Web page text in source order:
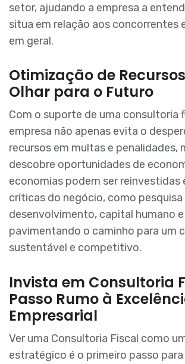
setor, ajudando a empresa a
situa em relação aos concorrentes
em geral.
Otimização de
Olhar para o Futuro
Com o suporte de uma consultoria
empresa não apenas evita o
recursos em multas e penalidades,
descobre oportunidades de
economias podem ser reinvestidas
críticas do negócio, como pesquisa
desenvolvimento, capital humano
pavimentando o caminho para um
sustentável e competitivo.
Invista em Consultoria
Passo Rumo à
Empresarial
Ver uma Consultoria Fiscal como
estratégico é o primeiro passo